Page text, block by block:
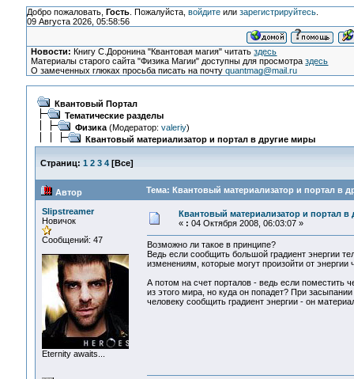
Добро пожаловать, Гость. Пожалуйста, войдитеили зарегистрируйтесь.
09 Августа 2026, 05:58:56
Новости: Книгу С.Доронина "Квантовая магия" читатьздесь
Материалы старого сайта "Физика Магии" доступны для просмотраздесь
О замеченных глюках просьба писать на почтуquantmag@mail.ru
Квантовый Портал
Тематические разделы
Физика(Модератор: valeriy)
Квантовый материализатор и портал в другие миры
Страниц: 1 2 3 4[Все]
Автор Тема: Квантовый материализатор и портал в
Slipstreamer
Новичок
Сообщений: 47
Eternity awaits...
Квантовый материализатор и портал в
« : 04 Октября 2008, 06:03:07 »
Возможно ли такое в принципе?
Ведь если сообщить большой градиент энергии
изменениям, которые могут произойти от
А потом на счет порталов - ведь если поместить
из этого мира, но куда он попадет? При
человеку сообщить градиент энергии - он